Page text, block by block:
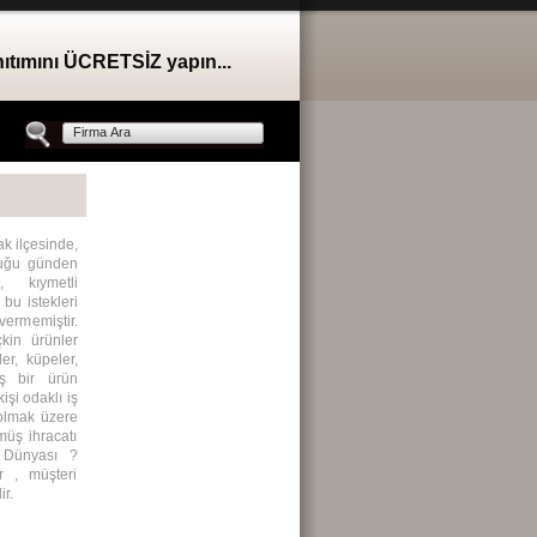
ÜCRETSİZ yapın...
ilçesinde,
günden
kıymetli
istekleri
ürünler
küpeler,
bir ürün
odaklı iş
üzere
ihracatı
?
, müşteri